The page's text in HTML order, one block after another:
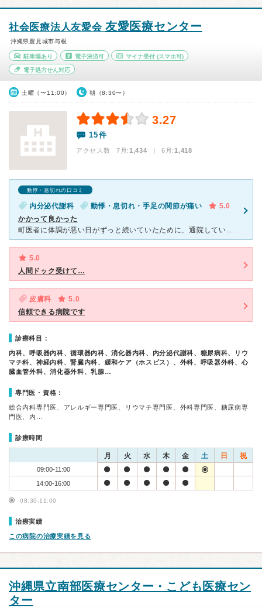
社会医療法人友愛会 友愛医療センター
沖縄県豊見城市与根
駐車場あり 電子決済可 マイナ受付 (スマホ可)
電子処方せん対応
土曜（〜11:00） 朝（8:30〜）
3.27
15件
アクセス数 7月:1,434 | 6月:1,418
動悸・息切れの口コミ
内分泌代謝科 動悸・息切れ・手足の関節が痛い
5.0
かかって良かった
町医者に体調が悪い日がずっと続いていたために、通院していましたが、一向に よくなる気配がなかった為に、こちらの病院を知人から紹介されて伺いました。 当日は、血液検査と簡単な胸部のレントゲンなどの撮
5.0
人間ドック受けて…
皮膚科
5.0
信頼できる病院です
診療科目：
内科、呼吸器内科、循環器内科、消化器内科、内分泌代謝科、糖尿病科、リウ
マチ科、神経内科、腎臓内科、緩和ケア（ホスピス）、外科、呼吸器外科、心
臓血管外科、消化器外科、乳腺…
専門医・資格：
総合内科専門医、アレルギー専門医、リウマチ専門医、外科専門医、糖尿病専
門医、内…
診療時間
月 火 水 木 金 土 日 祝
09:00-11:00
14:00-16:00
08:30-11:00
治療実績
この病院の治療実績を見る
沖縄県立南部医療センター・こども医療セン
ター